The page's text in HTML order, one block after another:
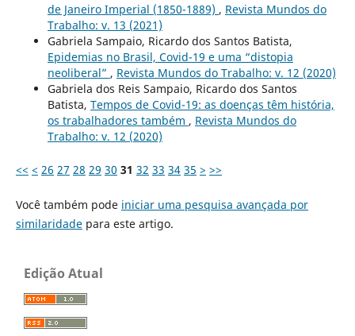
de Janeiro Imperial (1850-1889) , Revista Mundos do
Trabalho: v. 13 (2021)
Gabriela Sampaio, Ricardo dos Santos Batista,
Epidemias no Brasil, Covid-19 e uma “distopia
neoliberal” , Revista Mundos do Trabalho: v. 12 (2020)
Gabriela dos Reis Sampaio, Ricardo dos Santos
Batista, Tempos de Covid-19: as doenças têm história,
os trabalhadores também , Revista Mundos do
Trabalho: v. 12 (2020)
<< < 26 27 28 29 30 31 32 33 34 35 > >>
Você também pode iniciar uma pesquisa avançada por
similaridadepara este artigo.
Edição Atual